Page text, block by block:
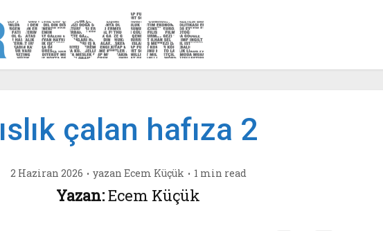
ıslık çalan hafıza 2
2 Haziran 2026 yazan Ecem Küçük 1 min read
Yazan:Ecem Küçük